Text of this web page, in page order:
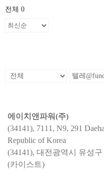
전체 0
에이치앤파워(주)
(34141), 7111, N9, 291
Republic of Korea
(34141), 대전광역시 유성
(카이스트)